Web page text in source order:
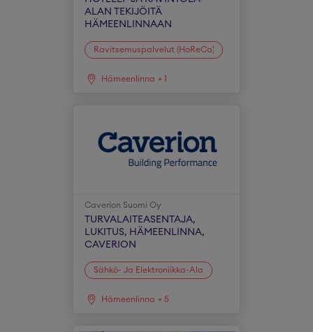
ALAN TEKIJÖITÄ
HÄMEENLINNAAN
Ravitsemuspalvelut (HoReCa)
Hämeenlinna + 1
Caverion Suomi Oy
TURVALAITEASENTAJA,
LUKITUS, HÄMEENLINNA,
CAVERION
Sähkö- Ja Elektroniikka-Ala
Hämeenlinna + 5